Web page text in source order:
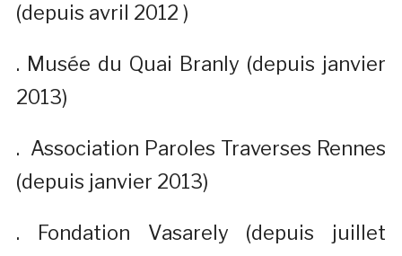
(depuis avril 2012 )
. Musée du Quai Branly (depuis janvier
2013)
. Association Paroles Traverses Rennes
(depuis janvier 2013)
. Fondation Vasarely (depuis juillet